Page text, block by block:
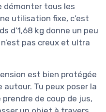
démonter tous les
utilisation fixe, c’est
d’1,68 kg donne un peu
pas creux et ultra
est bien protégée
Tu peux poser la
de coup de jus,